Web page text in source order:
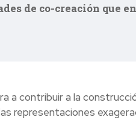
de co-creación que
a contribuir a la
representaciones